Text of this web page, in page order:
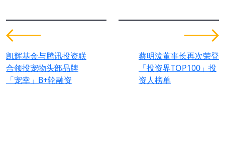
凯辉基金与腾讯投资联
合领投宠物头部品牌
「宠幸」B+轮融资
蔡明泼董事长再次荣登
「投资界TOP100」投
资人榜单